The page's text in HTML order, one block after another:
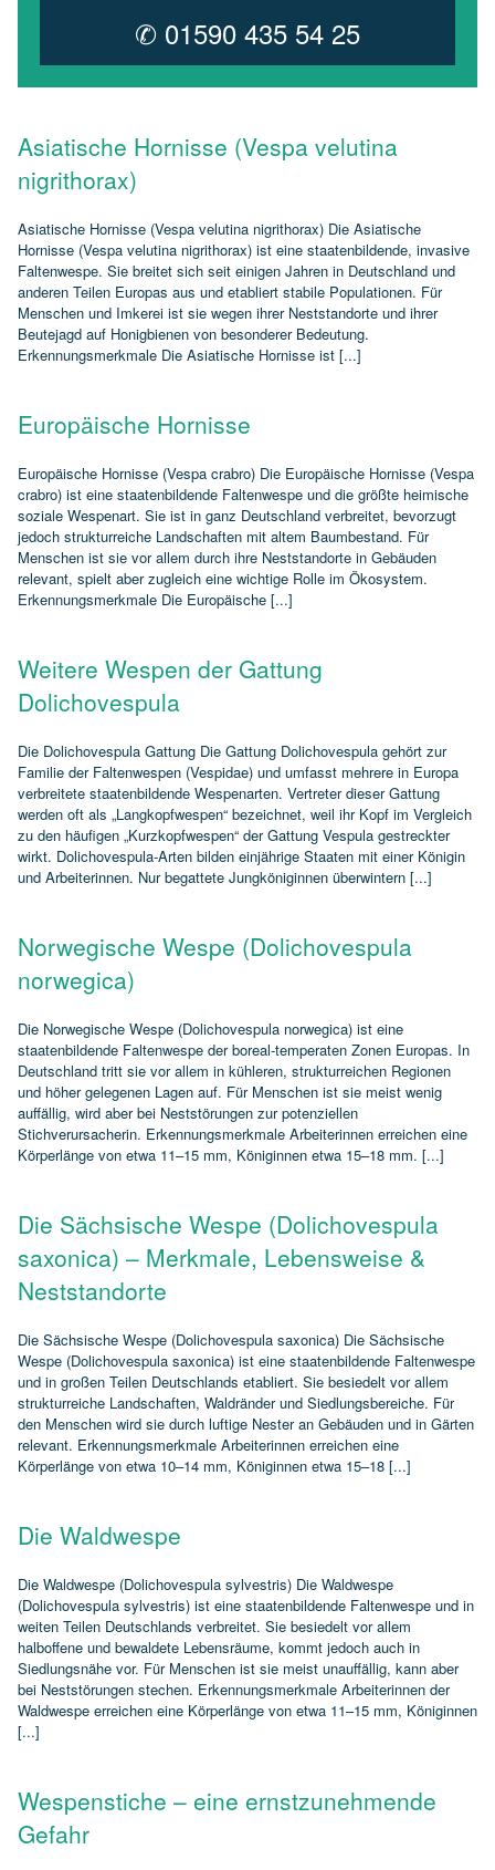
✆ 01590 435 54 25
Asiatische Hornisse (Vespa velutina
nigrithorax)
Asiatische Hornisse (Vespa velutina nigrithorax) Die Asiatische
Hornisse (Vespa velutina nigrithorax) ist eine staatenbildende, invasive
Faltenwespe. Sie breitet sich seit einigen Jahren in Deutschland und
anderen Teilen Europas aus und etabliert stabile Populationen. Für
Menschen und Imkerei ist sie wegen ihrer Neststandorte und ihrer
Beutejagd auf Honigbienen von besonderer Bedeutung.
Erkennungsmerkmale Die Asiatische Hornisse ist [...]
Europäische Hornisse
Europäische Hornisse (Vespa crabro) Die Europäische Hornisse (Vespa
crabro) ist eine staatenbildende Faltenwespe und die größte heimische
soziale Wespenart. Sie ist in ganz Deutschland verbreitet, bevorzugt
jedoch strukturreiche Landschaften mit altem Baumbestand. Für
Menschen ist sie vor allem durch ihre Neststandorte in Gebäuden
relevant, spielt aber zugleich eine wichtige Rolle im Ökosystem.
Erkennungsmerkmale Die Europäische [...]
Weitere Wespen der Gattung
Dolichovespula
Die Dolichovespula Gattung Die Gattung Dolichovespula gehört zur
Familie der Faltenwespen (Vespidae) und umfasst mehrere in Europa
verbreitete staatenbildende Wespenarten. Vertreter dieser Gattung
werden oft als „Langkopfwespen“ bezeichnet, weil ihr Kopf im Vergleich
zu den häufigen „Kurzkopfwespen“ der Gattung Vespula gestreckter
wirkt. Dolichovespula‑Arten bilden einjährige Staaten mit einer Königin
und Arbeiterinnen. Nur begattete Jungköniginnen überwintern [...]
Norwegische Wespe (Dolichovespula
norwegica)
Die Norwegische Wespe (Dolichovespula norwegica) ist eine
staatenbildende Faltenwespe der boreal‑temperaten Zonen Europas. In
Deutschland tritt sie vor allem in kühleren, strukturreichen Regionen
und höher gelegenen Lagen auf. Für Menschen ist sie meist wenig
auffällig, wird aber bei Neststörungen zur potenziellen
Stichverursacherin. Erkennungsmerkmale Arbeiterinnen erreichen eine
Körperlänge von etwa 11–15 mm, Königinnen etwa 15–18 mm. [...]
Die Sächsische Wespe (Dolichovespula
saxonica) – Merkmale, Lebensweise &
Neststandorte
Die Sächsische Wespe (Dolichovespula saxonica) Die Sächsische
Wespe (Dolichovespula saxonica) ist eine staatenbildende Faltenwespe
und in großen Teilen Deutschlands etabliert. Sie besiedelt vor allem
strukturreiche Landschaften, Waldränder und Siedlungsbereiche. Für
den Menschen wird sie durch luftige Nester an Gebäuden und in Gärten
relevant. Erkennungsmerkmale Arbeiterinnen erreichen eine
Körperlänge von etwa 10–14 mm, Königinnen etwa 15–18 [...]
Die Waldwespe
Die Waldwespe (Dolichovespula sylvestris) Die Waldwespe
(Dolichovespula sylvestris) ist eine staatenbildende Faltenwespe und in
weiten Teilen Deutschlands verbreitet. Sie besiedelt vor allem
halboffene und bewaldete Lebensräume, kommt jedoch auch in
Siedlungsnähe vor. Für Menschen ist sie meist unauffällig, kann aber
bei Neststörungen stechen. Erkennungsmerkmale Arbeiterinnen der
Waldwespe erreichen eine Körperlänge von etwa 11–15 mm, Königinnen
[...]
Wespenstiche – eine ernstzunehmende
Gefahr